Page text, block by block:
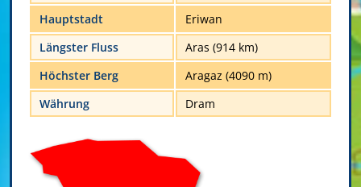
Hauptstadt
Eriwan
Längster Fluss
Aras (914 km)
Höchster Berg
Aragaz (4090 m)
Währung
Dram